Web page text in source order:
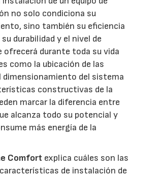
no solo condiciona su
sino también su eficiencia
durabilidad y el nivel de
ofrecerá durante toda su vida
como la ubicación de las
dimensionamiento del sistema
constructivas de la
marcar la diferencia entre
alcanza todo su potencial y
más energía de la
Comfort explica cuáles son las
de instalación de